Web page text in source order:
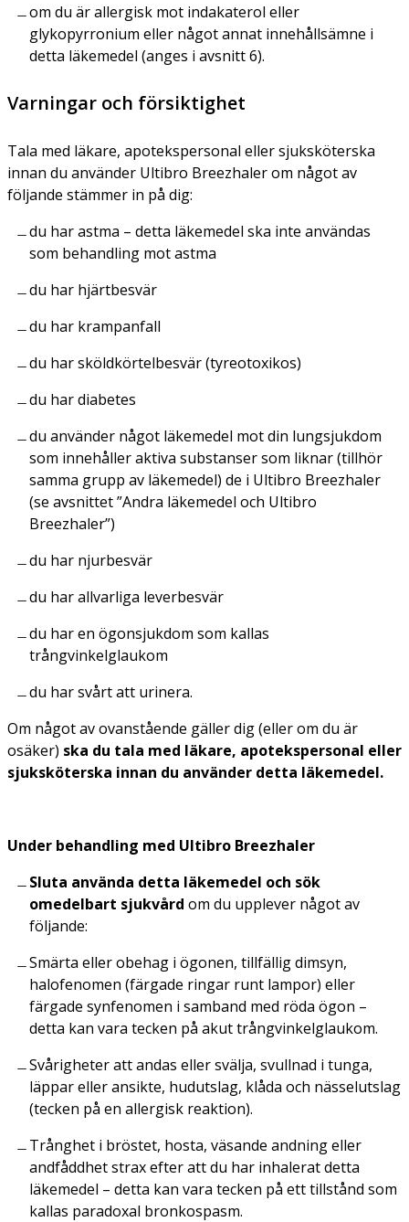
om du är allergisk mot indakaterol eller
glykopyrronium eller något annat innehållsämne i
detta läkemedel (anges i avsnitt 6).
Varningar och försiktighet
Tala med läkare, apotekspersonal eller sjuksköterska
innan du använder Ultibro Breezhaler om något av
följande stämmer in på dig:
du har astma – detta läkemedel ska inte användas
som behandling mot astma
du har hjärtbesvär
du har krampanfall
du har sköldkörtelbesvär (tyreotoxikos)
du har diabetes
du använder något läkemedel mot din lungsjukdom
som innehåller aktiva substanser som liknar (tillhör
samma grupp av läkemedel) de i Ultibro Breezhaler
(se avsnittet ”Andra läkemedel och Ultibro
Breezhaler”)
du har njurbesvär
du har allvarliga leverbesvär
du har en ögonsjukdom som kallas
trångvinkelglaukom
du har svårt att urinera.
Om något av ovanstående gäller dig (eller om du är
osäker) ska du tala med läkare, apotekspersonal eller
sjuksköterska innan du använder detta läkemedel.
Under behandling med Ultibro Breezhaler
Sluta använda detta läkemedel och sök
omedelbart sjukvård om du upplever något av
följande:
Smärta eller obehag i ögonen, tillfällig dimsyn,
halofenomen (färgade ringar runt lampor) eller
färgade synfenomen i samband med röda ögon –
detta kan vara tecken på akut trångvinkelglaukom.
Svårigheter att andas eller svälja, svullnad i tunga,
läppar eller ansikte, hudutslag, klåda och nässelutslag
(tecken på en allergisk reaktion).
Trånghet i bröstet, hosta, väsande andning eller
andfåddhet strax efter att du har inhalerat detta
läkemedel – detta kan vara tecken på ett tillstånd som
kallas paradoxal bronkospasm.